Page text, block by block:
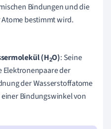
Bindungen und die
bestimmt wird.
(H2O): Seine
Elektronenpaare der
der Wasserstoffatome
Bindungswinkel von